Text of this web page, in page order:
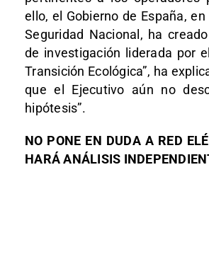
ello, el Gobierno de España,
Seguridad Nacional, ha
de investigación liderada por
Transición Ecológica”, ha
que el Ejecutivo aún no
hipótesis”.
NO PONE EN DUDA A RED
HARÁ ANÁLISIS